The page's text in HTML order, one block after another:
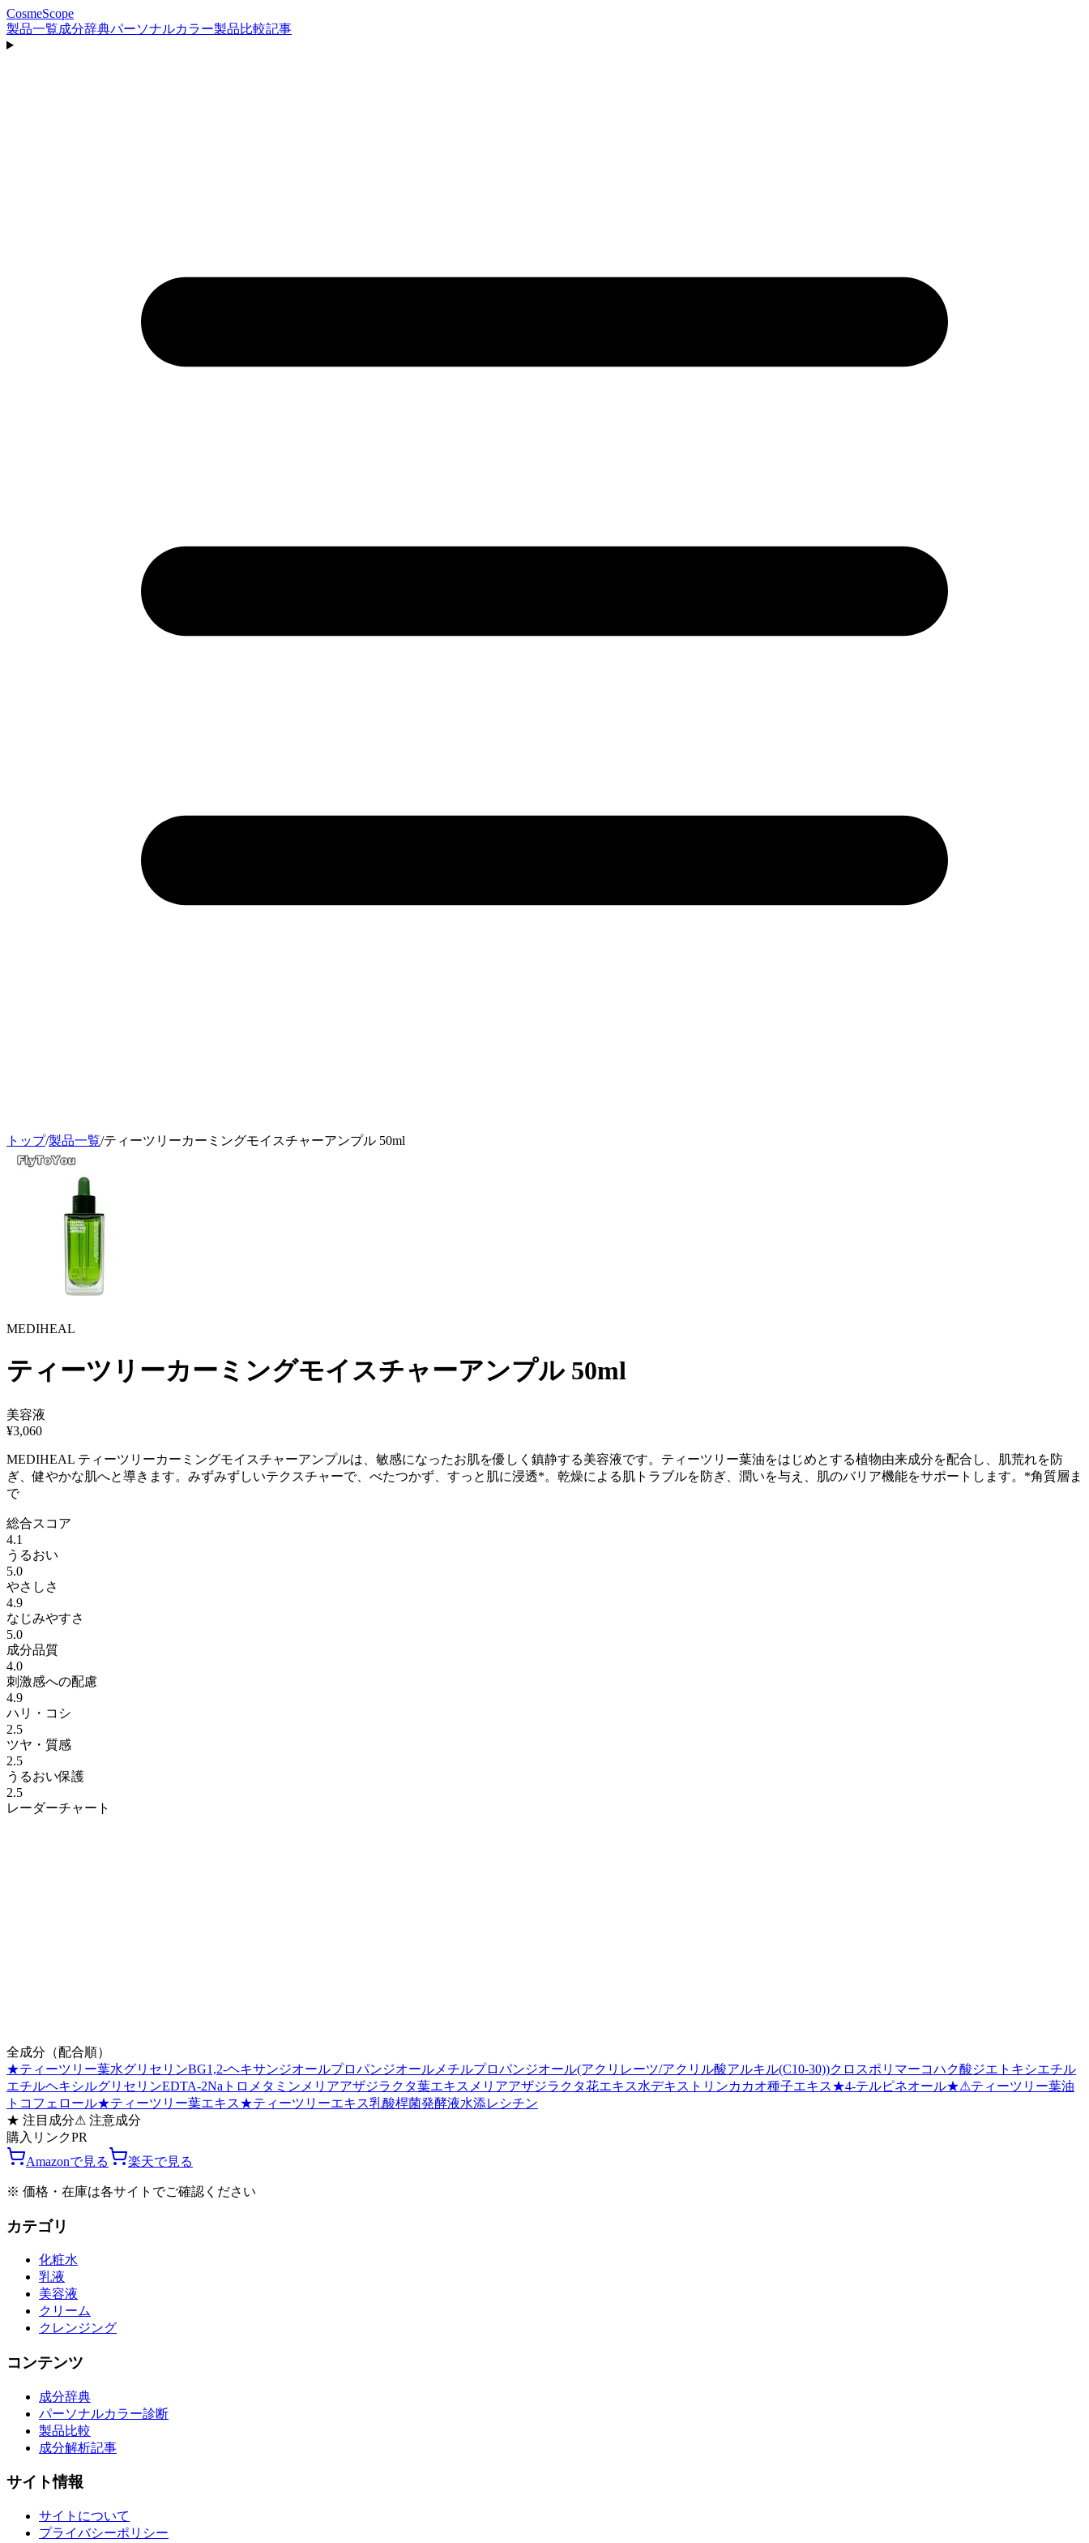
CosmeScope
製品一覧成分辞典パーソナルカラー製品比較記事
トップ/製品一覧/ティーツリーカーミングモイスチャーアンプル 50ml
MEDIHEAL
ティーツリーカーミングモイスチャーアンプル 50ml
美容液
¥3,060
MEDIHEAL ティーツリーカーミングモイスチャーアンプルは、敏感になったお肌を優しく鎮静する美容液です。ティーツリー葉油をはじめとする植物由来成分を配合し、肌荒れを防
ぎ、健やかな肌へと導きます。みずみずしいテクスチャーで、べたつかず、すっと肌に浸透*。乾燥による肌トラブルを防ぎ、潤いを与え、肌のバリア機能をサポートします。*角質層ま
で
総合スコア
4.1
うるおい
5.0
やさしさ
4.9
なじみやすさ
5.0
成分品質
4.0
刺激感への配慮
4.9
ハリ・コシ
2.5
ツヤ・質感
2.5
うるおい保護
2.5
レーダーチャート
全成分（配合順）
★ティーツリー葉水グリセリンBG1,2-ヘキサンジオールプロパンジオール メチルプロパンジオール(アクリレーツ/アクリル酸アルキル(C10-30))クロスポリマーコハク酸ジエトキシエチル
エチルヘキシルグリセリンEDTA-2Na トロメタミン メリアアザジラクタ葉エキス メリアアザジラクタ花エキス水デキストリンカカオ種子エキス★4-テルピネオール★⚠ティーツリー葉油
トコフェロール★ティーツリー葉エキス★ティーツリーエキス乳酸桿菌発酵液水添レシチン
★ 注目成分⚠ 注意成分
購入リンクPR
Amazonで見る
楽天で見る
※ 価格・在庫は各サイトでご確認ください
カテゴリ
化粧水
乳液
美容液
クリーム
クレンジング
コンテンツ
成分辞典
パーソナルカラー診断
製品比較
成分解析記事
サイト情報
サイトについて
プライバシーポリシー